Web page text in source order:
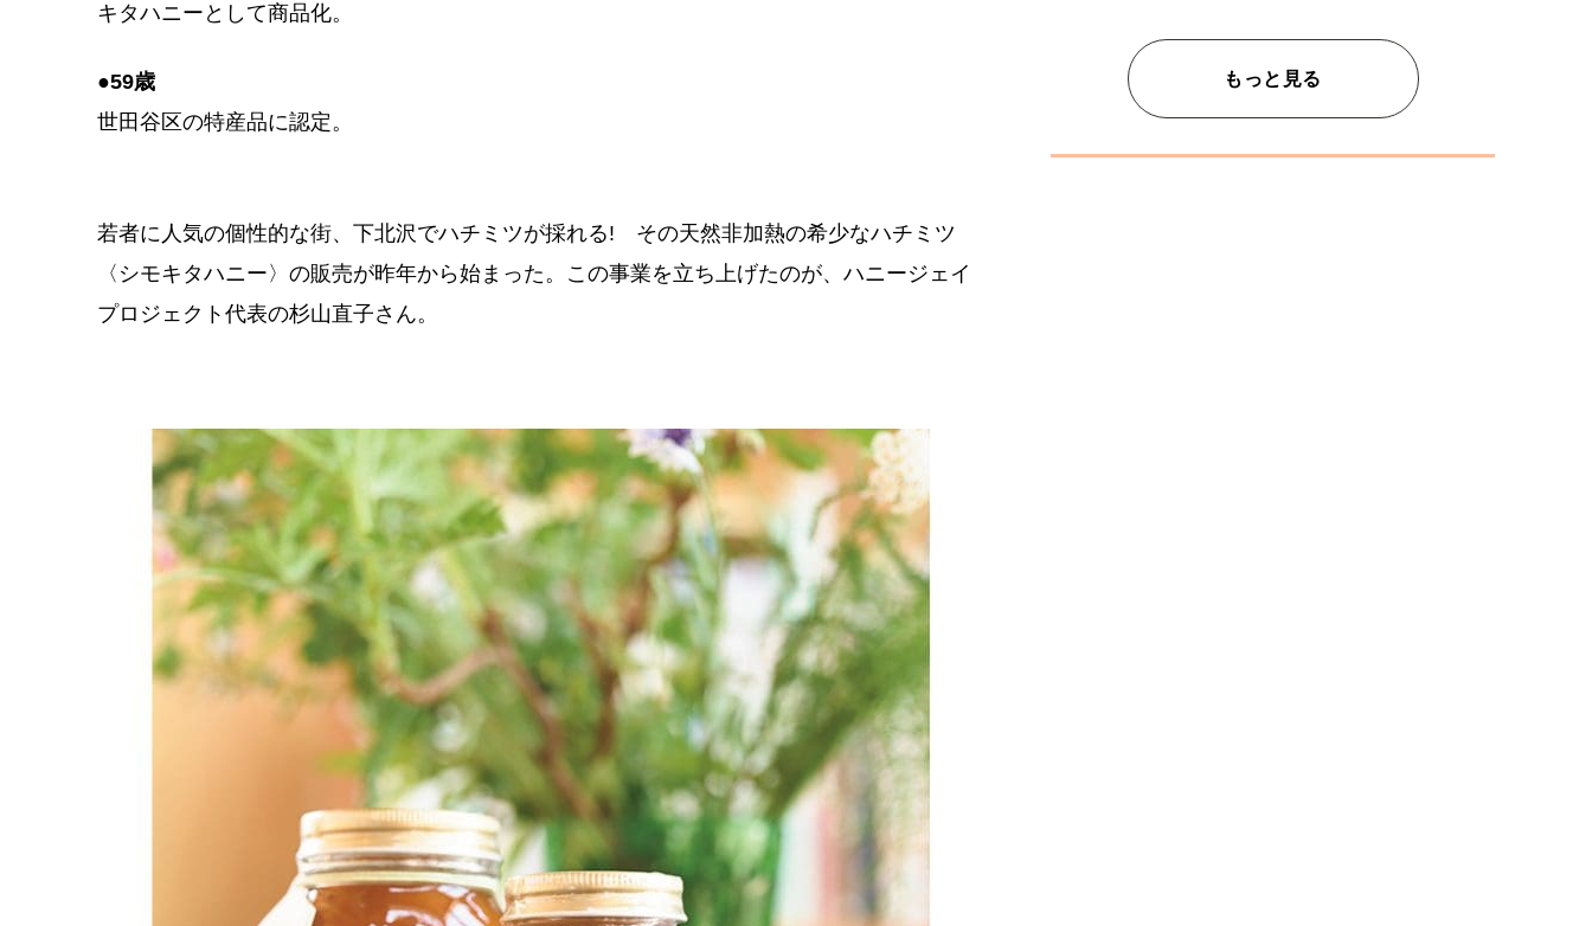
キタハニーとして商品化。
●59歳
世田谷区の特産品に認定。
若者に人気の個性的な街、下北沢でハチミツが採れる! その天然非加熱の希少なハチミツ
〈シモキタハニー〉の販売が昨年から始まった。この事業を立ち上げたのが、ハニージェイ
プロジェクト代表の杉山直子さん。
もっと見る